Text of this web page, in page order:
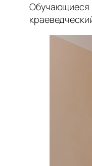
Обучающиеся